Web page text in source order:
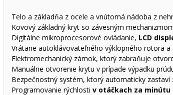
Telo a základňa z ocele a vnútorná nádoba z
Kovový základný kryt so závesným
Digitálne mikroprocesorové ovládanie, LCD
Vrátane autoklávovateľného výklopného rotora
Elektromechanický zámok, ktorý zabraňuje
Manuálne otvorenie krytu v prípade výpadku
Bezpečnostný systém, ktorý automaticky
Programovanie rýchlosti v otáčkach za minútu